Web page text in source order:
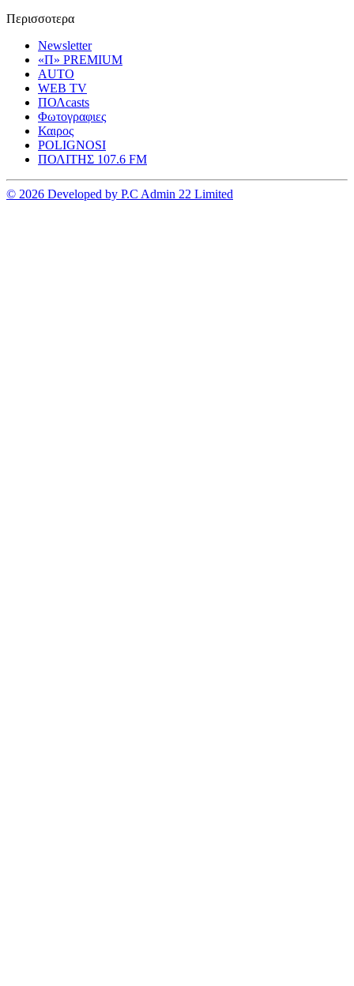
Περισσοτερα
Newsletter
«Π» PREMIUM
AUTO
WEB TV
ΠΟΛcasts
Φωτογραφιες
Καιρος
POLIGNOSI
ΠΟΛΙΤΗΣ 107.6 FM
© 2026 Developed by P.C Admin 22 Limited